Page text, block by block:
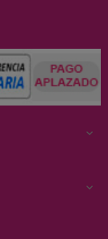

